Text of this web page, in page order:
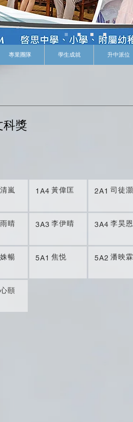
專業團隊 學生成就 升中派位
科獎
嵐
晴
暢
頤
1A4 黃偉匡
3A3 李伊晴
5A1 焦悦
2A1 司徒灝
3A4 李昊恩
5A2 潘映霖